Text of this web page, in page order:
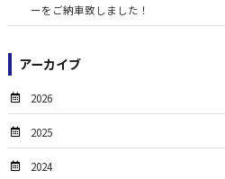
ーをご納車致しました！
アーカイブ
2026
2025
2024